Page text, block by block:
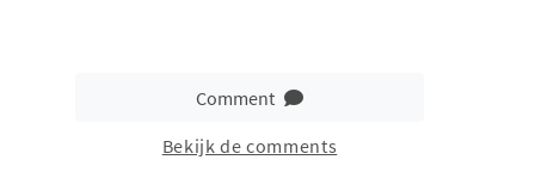
Comment
Bekijk de comments